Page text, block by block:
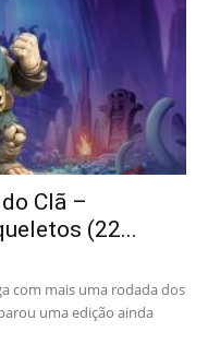
Clã –
(22...
com mais uma rodada dos
uma edição ainda